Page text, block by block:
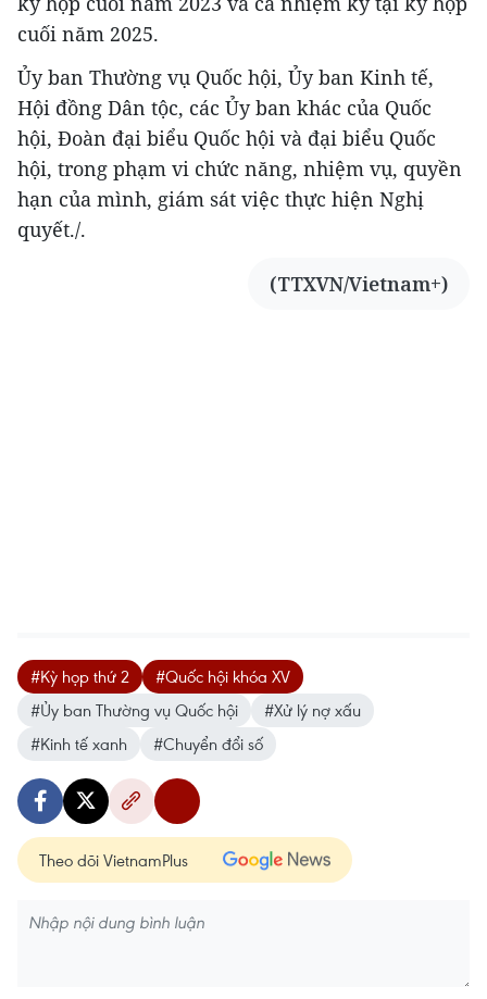
cuối năm 2025.
Ủy ban Thường vụ Quốc hội, Ủy ban Kinh tế,
Hội đồng Dân tộc, các Ủy ban khác của Quốc
hội, Đoàn đại biểu Quốc hội và đại biểu Quốc
hội, trong phạm vi chức năng, nhiệm vụ, quyền
hạn của mình, giám sát việc thực hiện Nghị
quyết./.
(TTXVN/Vietnam+)
#Kỳ họp thứ 2
#Quốc hội khóa XV
#Ủy ban Thường vụ Quốc hội
#Xử lý nợ xấu
#Kinh tế xanh
#Chuyển đổi số
Theo dõi VietnamPlus